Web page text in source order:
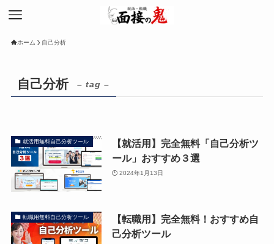
ホーム 自己分析
自己分析 – tag –
就活用無料自己分析ツール
【就活用】完全無料「自己分析ツ
ール」おすすめ３選
2024年1月13日
転職用無料自己分析ツール
【転職用】完全無料！おすすめ自
己分析ツール